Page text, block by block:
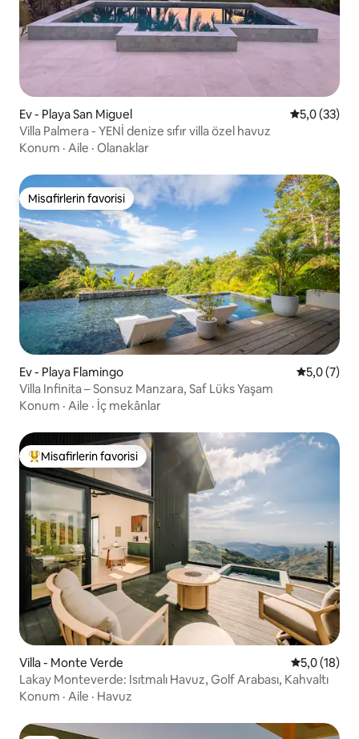
Ev - Playa San Miguel 5 üzerinden
5,0 (33)
Villa Palmera - YENİ denize sıfır villa özel havuz
Konum · Aile · Olanaklar
Misafirlerin favorisi
Misafirlerin favorisi
Ev - Playa Flamingo 55,0 (7)
Villa Infinita – Sonsuz Manzara, Saf Lüks Yaşam
Konum · Aile · İç mekânlar
Misafirlerin favorilerinden en beğenilenler arasında
Misafirlerin favorisi
Villa - Monte Verde 55,0 (18)
Lakay Monteverde: Isıtmalı Havuz, Golf Arabası, Kahvaltı
Konum · Aile · Havuz